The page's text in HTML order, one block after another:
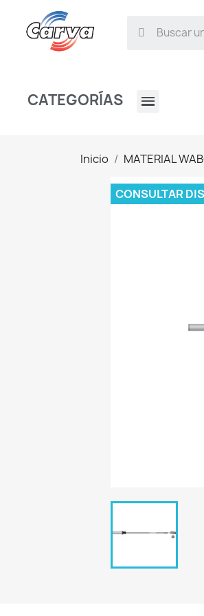
CATEGORÍAS
Inicio MATERIAL
CONSULTAR